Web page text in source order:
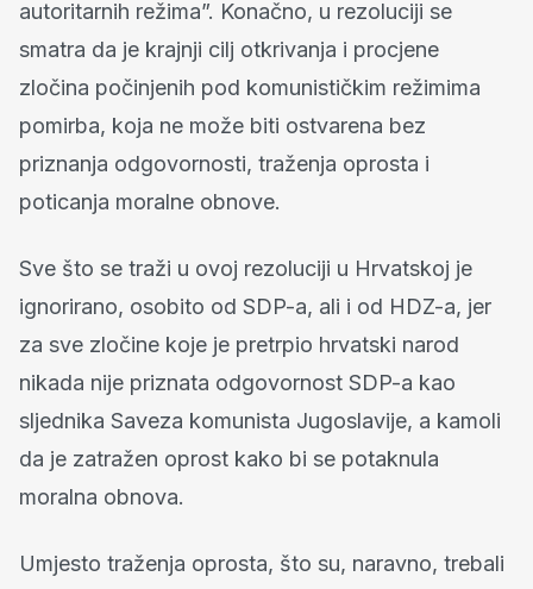
autoritarnih režima”. Konačno, u rezoluciji se
smatra da je krajnji cilj otkrivanja i procjene
zločina počinjenih pod komunističkim režimima
pomirba, koja ne može biti ostvarena bez
priznanja odgovornosti, traženja oprosta i
poticanja moralne obnove.
Sve što se traži u ovoj rezoluciji u Hrvatskoj je
ignorirano, osobito od SDP-a, ali i od HDZ-a, jer
za sve zločine koje je pretrpio hrvatski narod
nikada nije priznata odgovornost SDP-a kao
sljednika Saveza komunista Jugoslavije, a kamoli
da je zatražen oprost kako bi se potaknula
moralna obnova.
Umjesto traženja oprosta, što su, naravno, trebali